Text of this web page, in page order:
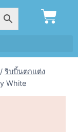
/ ริบบิ้นตกแต่ง
White